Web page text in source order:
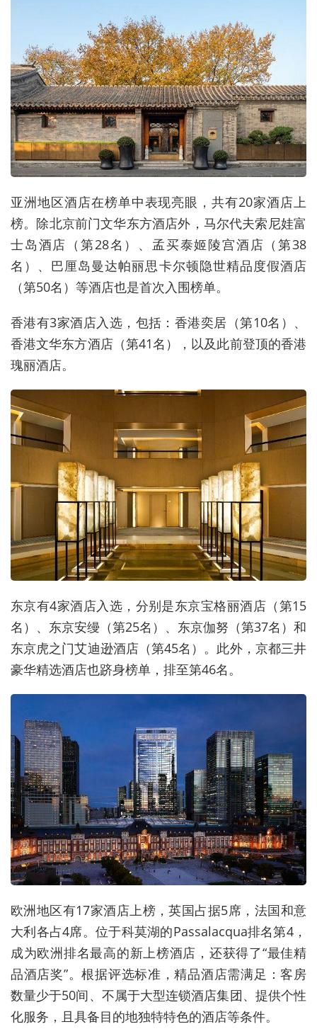
亚洲地区酒店在榜单中表现亮眼，共有20家酒店上
榜。除北京前门文华东方酒店外，马尔代夫索尼娃富
士岛酒店（第28名）、孟买泰姬陵宫酒店（第38
名）、巴厘岛曼达帕丽思卡尔顿隐世精品度假酒店
（第50名）等酒店也是首次入围榜单。
香港有3家酒店入选，包括：香港奕居（第10名）、
香港文华东方酒店（第41名），以及此前登顶的香港
瑰丽酒店。
东京有4家酒店入选，分别是东京宝格丽酒店（第15
名）、东京安缦（第25名）、东京伽努（第37名）和
东京虎之门艾迪逊酒店（第45名）。此外，京都三井
豪华精选酒店也跻身榜单，排至第46名。
欧洲地区有17家酒店上榜，英国占据5席，法国和意
大利各占4席。位于科莫湖的Passalacqua排名第4，
成为欧洲排名最高的新上榜酒店，还获得了“最佳精
品酒店奖”。根据评选标准，精品酒店需满足：客房
数量少于50间、不属于大型连锁酒店集团、提供个性
化服务，且具备目的地独特特色的酒店等条件。